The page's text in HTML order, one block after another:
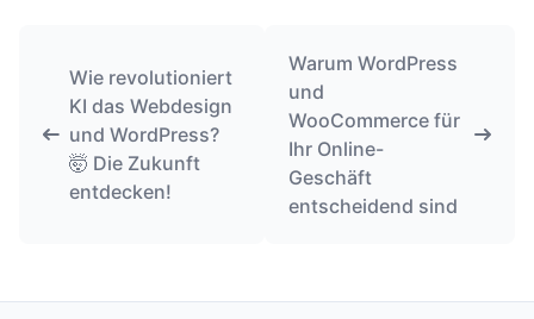
Wie revolutioniert
KI das Webdesign
und WordPress?
🤯 Die Zukunft
entdecken!
Warum WordPress
und
WooCommerce für
Ihr Online-
Geschäft
entscheidend sind